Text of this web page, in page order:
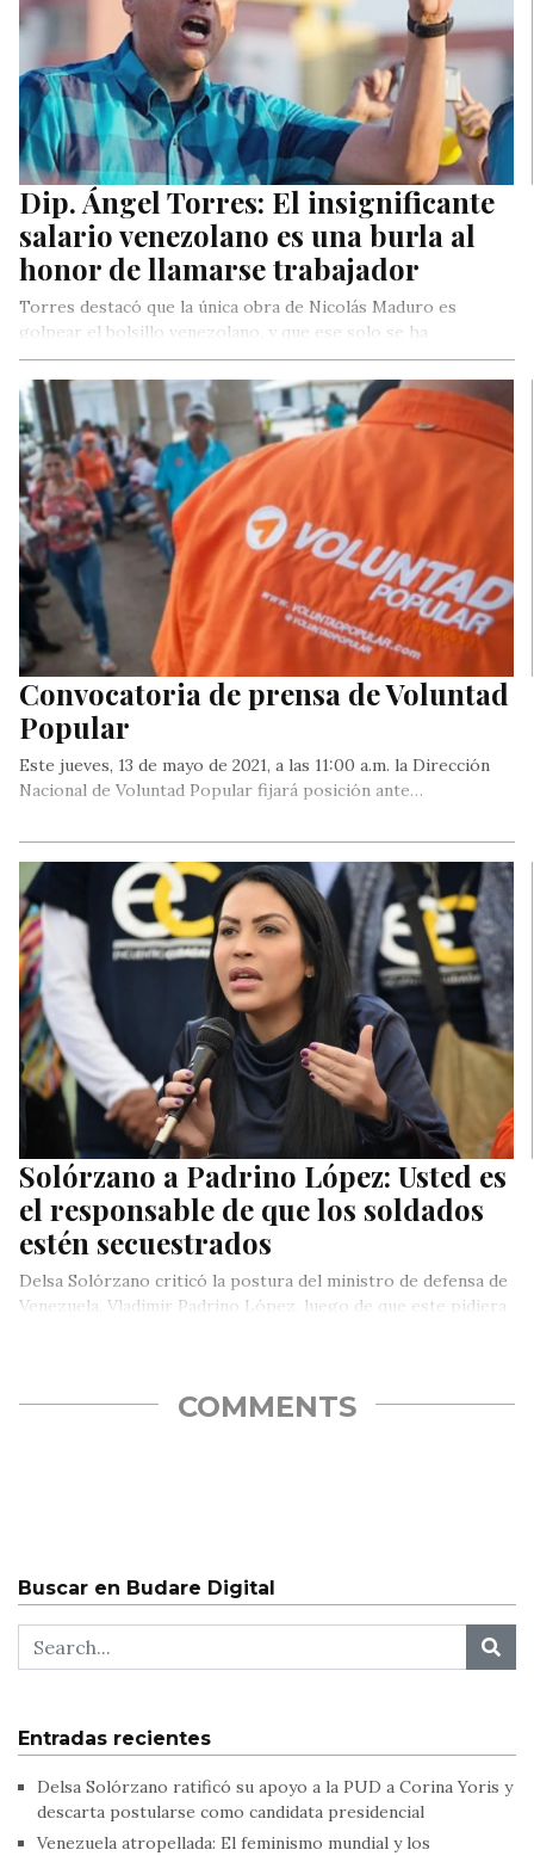
Dip. Ángel Torres: El insignificante
salario venezolano es una burla al
honor de llamarse trabajador
Torres destacó que la única obra de Nicolás Maduro es
golpear el bolsillo venezolano, y que ese solo se ha
encargado de sembrar destrucción en el país.
Convocatoria de prensa de Voluntad
Popular
Este jueves, 13 de mayo de 2021, a las 11:00 a.m. la Dirección
Nacional de Voluntad Popular fijará posición ante…
Solórzano a Padrino López: Usted es
el responsable de que los soldados
estén secuestrados
Delsa Solórzano criticó la postura del ministro de defensa de
Venezuela, Vladimir Padrino López, luego de que este pidiera
COMMENTS
Buscar en Budare Digital
Entradas recientes
Delsa Solórzano ratificó su apoyo a la PUD a Corina Yoris y
descarta postularse como candidata presidencial
Venezuela atropellada: El feminismo mundial y los